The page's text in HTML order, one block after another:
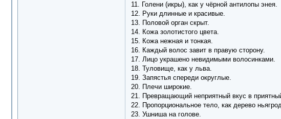
11. Голени (икры), как у чёрной антилопы энея.
12. Руки длинные и красивые.
13. Половой орган скрыт.
14. Кожа золотистого цвета.
15. Кожа нежная и тонкая.
16. Каждый волос завит в правую сторону.
17. Лицо украшено невидимыми волосинками.
18. Туловище, как у льва.
19. Запястья спереди округлые.
20. Плечи широкие.
21. Превращающий неприятный вкус в
22. Пропорциональное тело, как дерево
23. Ушниша на голове.